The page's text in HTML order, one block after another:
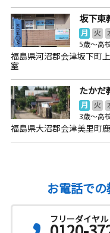
坂下東
月 火
5歳～高
福島県河沼郡会津坂下町
室
たかだ
月 火
3歳～高
福島県大沼郡会津美里町
お電話で
フリーダイヤル